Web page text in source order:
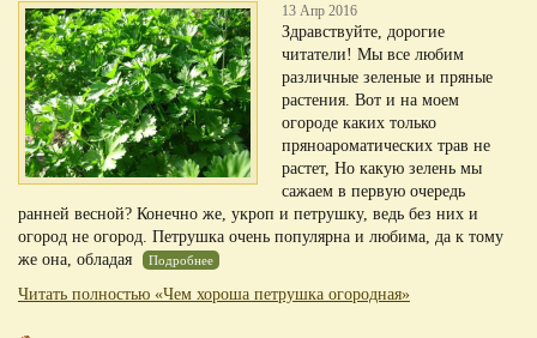
13 Апр 2016
Здравствуйте, дорогие
читатели! Мы все любим
различные зеленые и пряные
растения. Вот и на моем
огороде каких только
пряноароматических трав не
растет, Но какую зелень мы
сажаем в первую очередь
ранней весной? Конечно же, укроп и петрушку, ведь без них и
огород не огород. Петрушка очень популярна и любима, да к тому
же она, обладая
Подробнее
Читать полностью «Чем хороша петрушка огородная»